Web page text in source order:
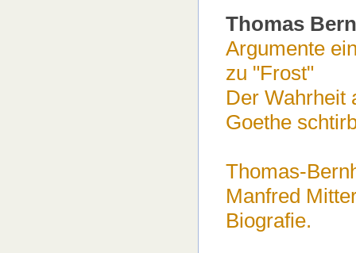
Thomas
Argumente
zu "Frost"
Der Wahrheit
Goethe
Thomas-
Manfred
Biografie.